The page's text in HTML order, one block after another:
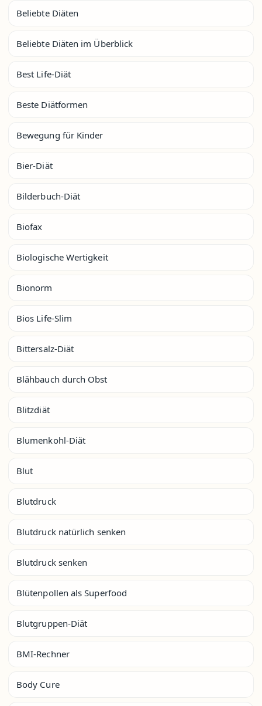
Beliebte Diäten
Beliebte Diäten im Überblick
Best Life-Diät
Beste Diätformen
Bewegung für Kinder
Bier-Diät
Bilderbuch-Diät
Biofax
Biologische Wertigkeit
Bionorm
Bios Life-Slim
Bittersalz-Diät
Blähbauch durch Obst
Blitzdiät
Blumenkohl-Diät
Blut
Blutdruck
Blutdruck natürlich senken
Blutdruck senken
Blütenpollen als Superfood
Blutgruppen-Diät
BMI-Rechner
Body Cure